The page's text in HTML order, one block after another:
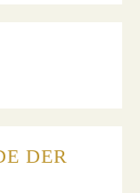
DER